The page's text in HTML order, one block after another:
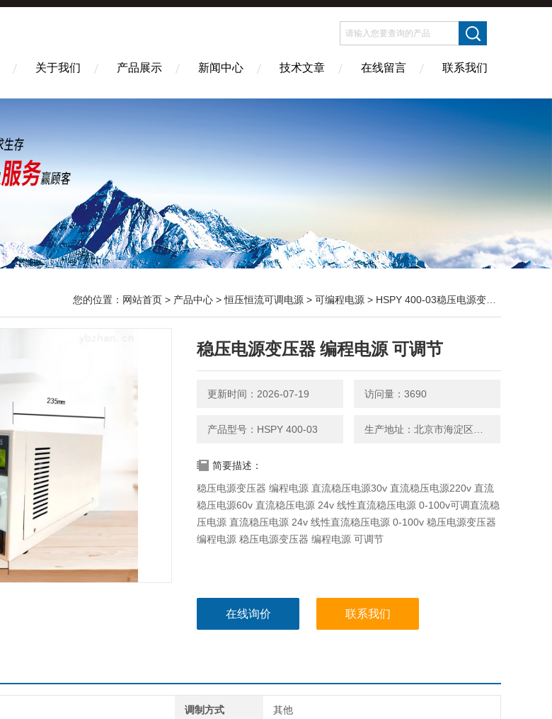
关于我们 产品展示 新闻中心 技术文章 在线留言 联系我们
您的位置： 网站首页 > 产品中心 >恒压恒流可调电源 > 可编程电源 > HSPY 400-03稳压电源变压器 编程电源 可调节
稳压电源变压器 编程电源 可调节
更新时间：2026-07-19 访问量：3690
产品型号：HSPY 400-03
简要描述：
稳压电源变压器 编程电源 直流稳压电源30v 直流稳压电源220v 直流
稳压电源60v 直流稳压电源 24v 线性直流稳压电源 0-100v可调直流稳
压电源 直流稳压电源 24v 线性直流稳压电源 0-100v 稳压电源变压器
编程电源 稳压电源变压器 编程电源 可调节
在线询价 联系我们
调制方式 其他